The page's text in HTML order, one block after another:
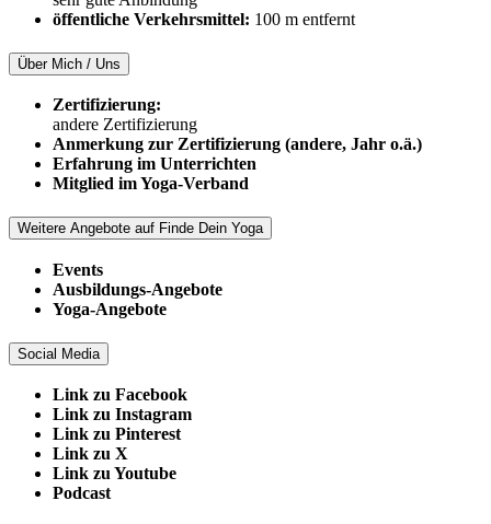
öffentliche Verkehrsmittel: 100 m entfernt
Über Mich / Uns
Zertifizierung:
andere Zertifizierung
Anmerkung zur Zertifizierung (andere, Jahr o.ä.)
Erfahrung im Unterrichten
Mitglied im Yoga-Verband
Weitere Angebote auf Finde Dein Yoga
Events
Ausbildungs-Angebote
Yoga-Angebote
Social Media
Link zu Facebook
Link zu Instagram
Link zu Pinterest
Link zu X
Link zu Youtube
Podcast